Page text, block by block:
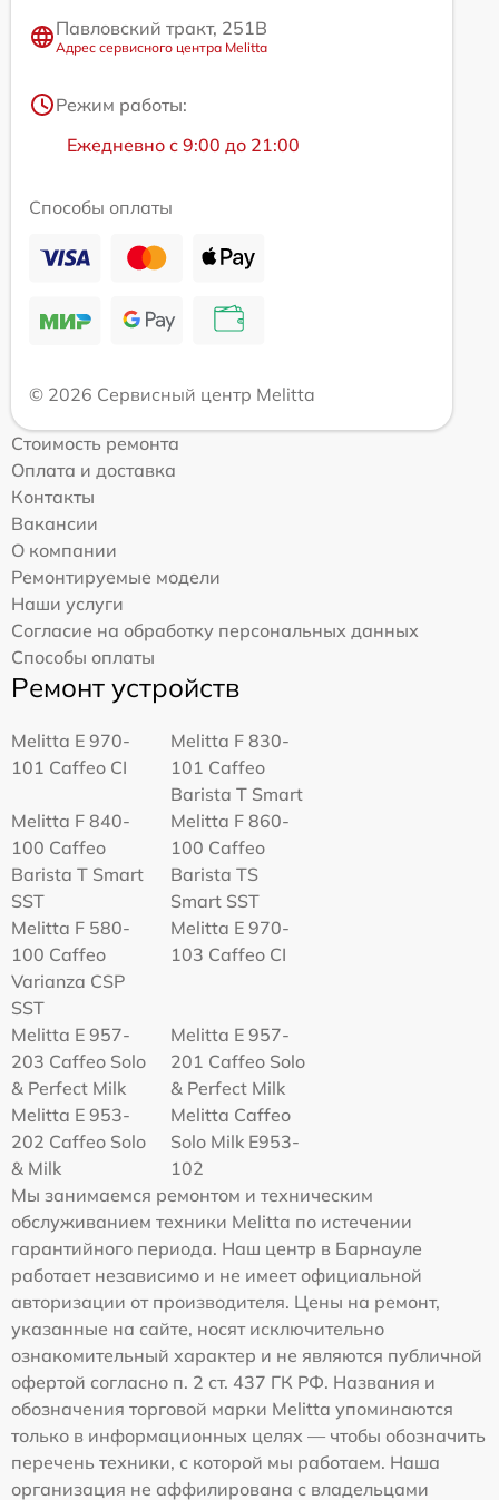
Павловский тракт, 251В
Адрес сервисного центра Melitta
Режим работы:
Ежедневно с 9:00 до 21:00
Способы оплаты
© 2026 Сервисный центр Melitta
Стоимость ремонта
Оплата и доставка
Контакты
Вакансии
О компании
Ремонтируемые модели
Наши услуги
Согласие на обработку персональных данных
Способы оплаты
Ремонт устройств
Melitta Е 970-
101 Caffeo CI
Melitta F 830-
101 Caffeo
Barista T Smart
Melitta F 840-
100 Caffeo
Barista T Smart
SST
Melitta F 860-
100 Caffeo
Barista TS
Smart SST
Melitta F 580-
100 Caffeo
Varianza CSP
SST
Melitta Е 970-
103 Caffeo CI
Melitta E 957-
203 Caffeo Solo
& Perfect Milk
Melitta E 957-
201 Caffeo Solo
& Perfect Milk
Melitta Е 953-
202 Caffeo Solo
& Milk
Melitta Caffeo
Solo Milk E953-
102
Мы занимаемся ремонтом и техническим
обслуживанием техники Melitta по истечении
гарантийного периода. Наш центр в Барнауле
работает независимо и не имеет официальной
авторизации от производителя. Цены на ремонт,
указанные на сайте, носят исключительно
ознакомительный характер и не являются публичной
офертой согласно п. 2 ст. 437 ГК РФ. Названия и
обозначения торговой марки Melitta упоминаются
только в информационных целях — чтобы обозначить
перечень техники, с которой мы работаем. Наша
организация не аффилирована с владельцами